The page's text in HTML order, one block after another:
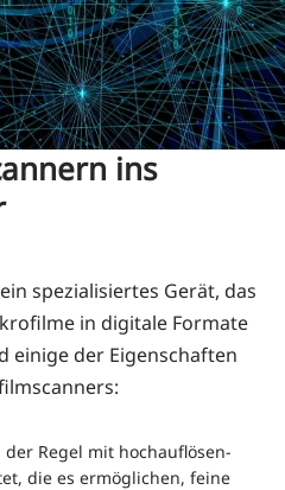
ins
spe­zia­li­sier­tes Gerät, das
in digi­ta­le For­ma­te
eini­ge der Eigen­schaf­ten
Regel mit hoch­auf­lö­sen­
die es ermög­li­chen, fei­ne